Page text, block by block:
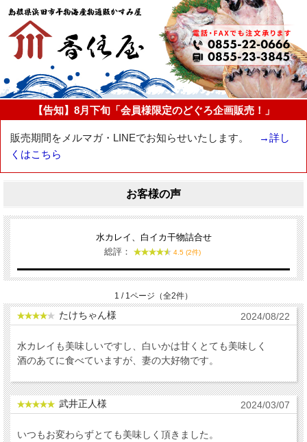
【告知】8月下旬「会員様限定のどぐろ企画販売！」
販売期間をメルマガ・LINEでお知らせいたします。
→詳し
くはこちら
お客様の声
水カレイ、白イカ干物詰合せ
総評：
4.5 (2件)
1 / 1ページ（全2件）
たけちゃん様 2024/08/22
水カレイも美味しいですし、白いかは甘くとても美味しく
酒のあてに食べていますが、妻の大好物です。
武井正人様 2024/03/07
いつもお変わらずとても美味しく頂きました。